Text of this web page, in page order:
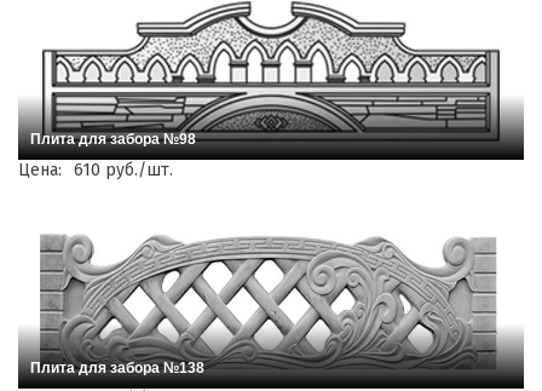
Плита для забора №98
Цена: 610 руб./шт.
Плита для забора №138